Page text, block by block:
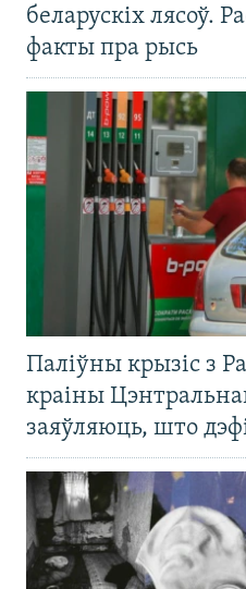
беларускіх лясоў.
факты пра рысь
Паліўны крызіс з
краіны
заяўляюць, што